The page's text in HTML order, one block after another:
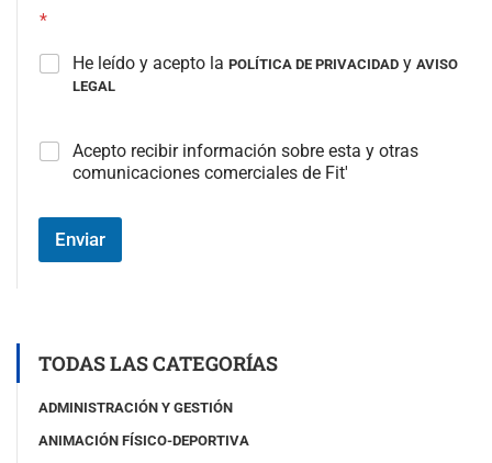
*
He leído y acepto la POLÍTICA DE PRIVACIDAD y AVISO
LEGAL
C
a
3
p
i
)
Acepto recibir información sobre esta y otras
comunicaciones comerciales de Fit'
Enviar
TODAS LAS CATEGORÍAS
ADMINISTRACIÓN Y GESTIÓN
ANIMACIÓN FÍSICO-DEPORTIVA